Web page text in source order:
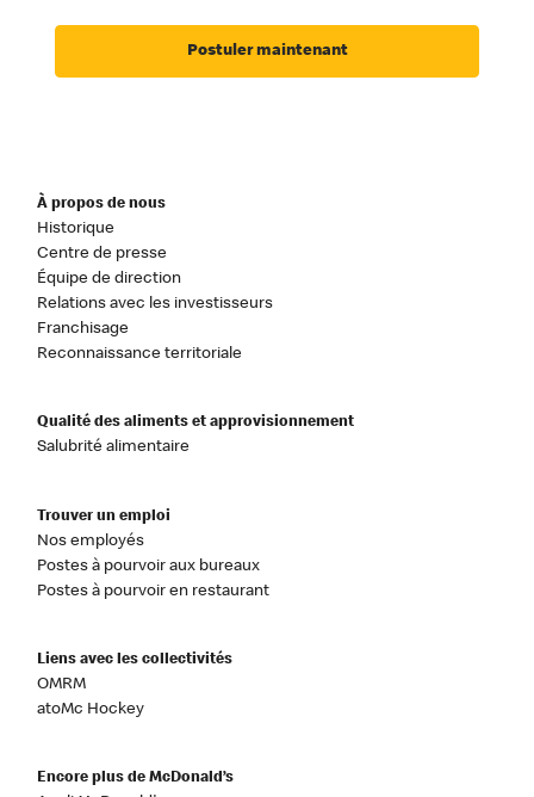
Postuler maintenant
À propos de nous
Historique
Centre de presse
Équipe de direction
Relations avec les investisseurs
Franchisage
Reconnaissance territoriale
Qualité des aliments et approvisionnement
Salubrité alimentaire
Trouver un emploi
Nos employés
Postes à pourvoir aux bureaux
Postes à pourvoir en restaurant
Liens avec les collectivités
OMRM
atoMc Hockey
Encore plus de McDonald’s